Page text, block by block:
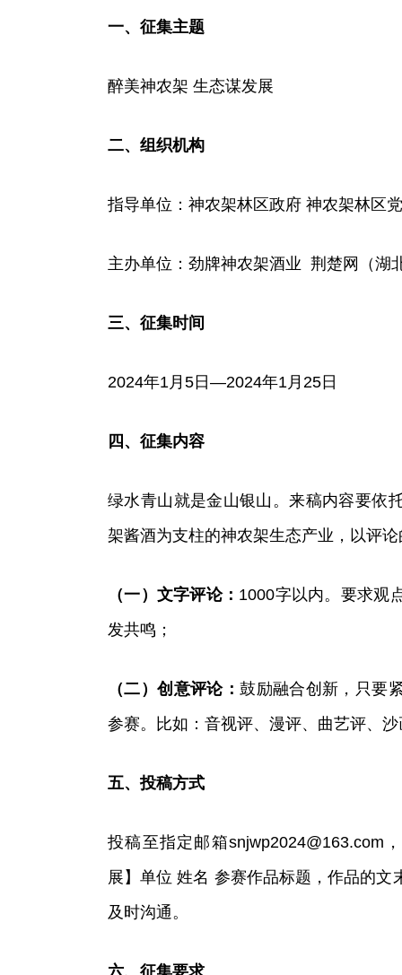
一、征集主题
醉美神农架 生态谋发展
二、组织机构
指导单位：神农架林区政府 神农架林区
主办单位：劲牌神农架酒业 荆楚网（湖
三、征集时间
2024年1月5日—2024年1月25日
四、征集内容
绿水青山就是金山银山。来稿内容要依
架酱酒为支柱的神农架生态产业，以评
（一）文字评论： 1000字以内。要求观
发共鸣；
（二）创意评论：鼓励融合创新，只要
参赛。比如：音视评、漫评、曲艺评、
五、投稿方式
投稿至指定邮箱snjwp2024@163.com
展】单位 姓名 参赛作品标题，作品的
及时沟通。
六、征集要求